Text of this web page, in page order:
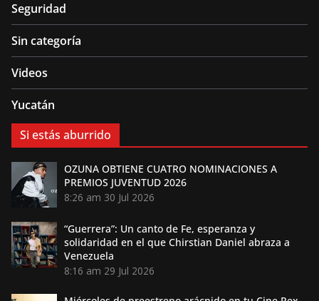
Seguridad
Sin categoría
Videos
Yucatán
Si estás aburrido
OZUNA OBTIENE CUATRO NOMINACIONES A
PREMIOS JUVENTUD 2026
8:26 am 30 Jul 2026
“Guerrera”: Un canto de Fe, esperanza y
solidaridad en el que Chirstian Daniel abraza a
Venezuela
8:16 am 29 Jul 2026